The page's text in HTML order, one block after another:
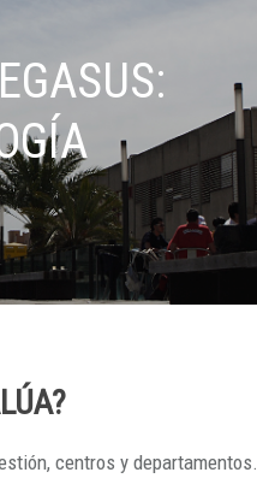
centros y departamentos.